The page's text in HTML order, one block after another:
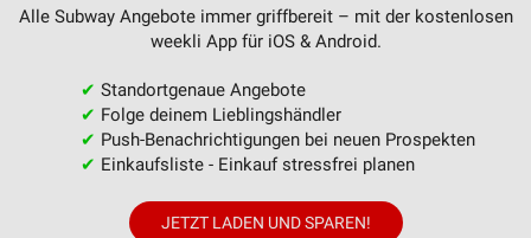
Alle Subway Angebote immer griffbereit – mit der kostenlosen
weekli App für iOS & Android.
✔ Standortgenaue Angebote
✔ Folge deinem Lieblingshändler
✔ Push-Benachrichtigungen bei neuen Prospekten
✔ Einkaufsliste - Einkauf stressfrei planen
JETZT LADEN UND SPAREN!